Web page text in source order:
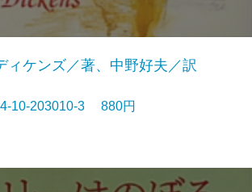
ィケンズ／著、中野好夫／訳
10-203010-3 880円